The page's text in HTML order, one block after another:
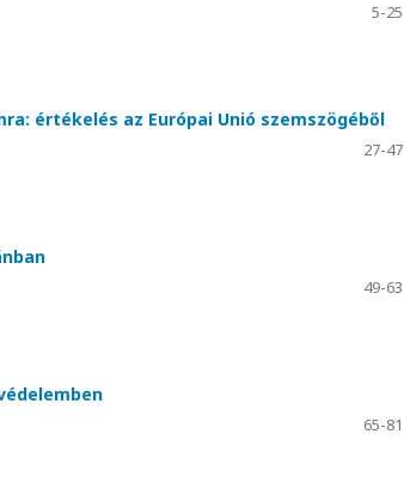
5-25
értékelés az Európai Unió szemszögéből
27-47
49-63
65-81